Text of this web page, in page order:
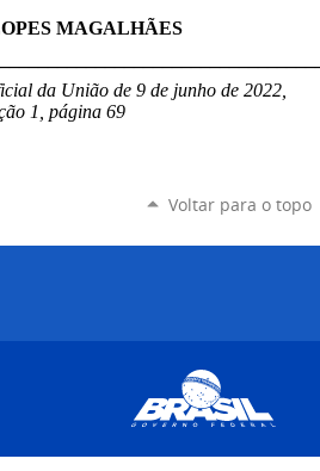
MAGALHÃES
da União de 9 de junho de 2022,
1, página 69
Voltar para o topo